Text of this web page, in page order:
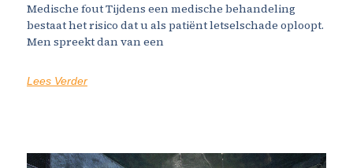
Medische fout Tijdens een medische behandeling
bestaat het risico dat u als patiënt letselschade oploopt.
Men spreekt dan van een
Lees Verder